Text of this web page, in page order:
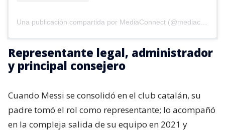
Representante legal, administrador
y principal consejero
Cuando Messi se consolidó en el club catalán, su
padre tomó el rol como representante; lo acompañó
en la compleja salida de su equipo en 2021 y